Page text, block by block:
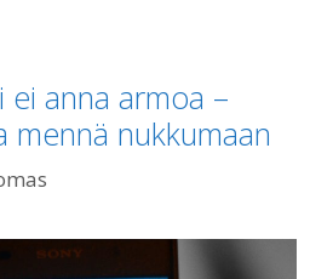
ei anna armoa –
mennä nukkumaan